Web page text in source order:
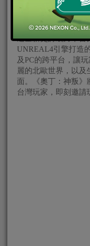
式登陸！並攜手遊戲
揭示神之領域！
由韓國遊戲巨頭
造全新史詩級跨平台
UNREAL4引擎打造
及PC的跨平台，讓
麗的北歐世界，以及
面。《奧丁：神叛》
台灣玩家，即刻邀請